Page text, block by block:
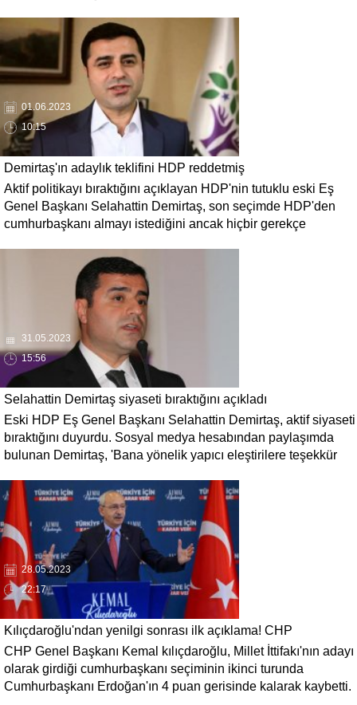
Mevcut bakanların hiçbiri yeni Kabine'de yer almayacak.
01.06.2023
10:15
Demirtaş'ın adaylık teklifini HDP reddetmiş
Aktif politikayı bıraktığını açıklayan HDP'nin tutuklu eski Eş
Genel Başkanı Selahattin Demirtaş, son seçimde HDP'den
cumhurbaşkanı almayı istediğini ancak hiçbir gerekçe
31.05.2023
15:56
Selahattin Demirtaş siyaseti bıraktığını açıkladı
Eski HDP Eş Genel Başkanı Selahattin Demirtaş, aktif siyaseti
bıraktığını duyurdu. Sosyal medya hesabından paylaşımda
bulunan Demirtaş, 'Bana yönelik yapıcı eleştirilere teşekkür
Mücadeleyi cezaevinden her yoldaşım gibi dirençle
sürdürürken, aktif politikayı bu aşamada bırakıyorum.' dedi.
28.05.2023
22:17
Kılıçdaroğlu'ndan yenilgi sonrası ilk açıklama! CHP
liderliğinden istifa etmeyecek
CHP Genel Başkanı Kemal kılıçdaroğlu, Millet İttifakı'nın adayı
olarak girdiği cumhurbaşkanı seçiminin ikinci turunda
Cumhurbaşkanı Erdoğan'ın 4 puan gerisinde kalarak kaybetti.